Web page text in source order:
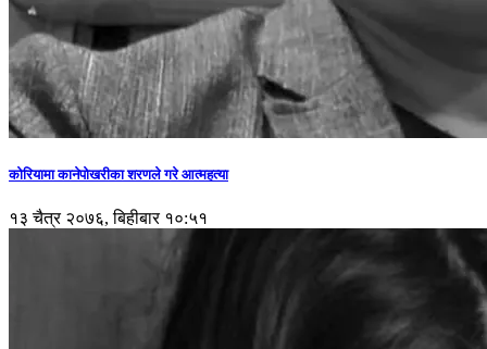
कोरियामा कानेपोखरीका शरणले गरे आत्महत्या
१३ चैत्र २०७६, बिहीबार १०:५१